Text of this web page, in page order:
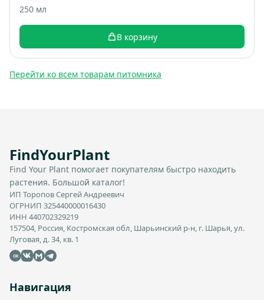
250 мл
В корзину
Перейти ко всем товарам питомника
FindYourPlant
Find Your Plant помогает покупателям быстро находить
растения. Большой каталог!
ИП Торопов Сергей Андреевич
ОГРНИП 325440000016430
ИНН 440702329219
157504, Россия, Костромская обл, Шарьинский р-н, г. Шарья, ул.
Луговая, д. 34, кв. 1
OK
Навигация